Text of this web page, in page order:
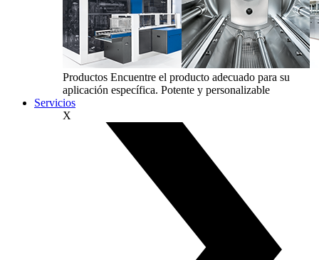
Productos Encuentre el producto adecuado para su
aplicación específica. Potente y personalizable
Servicios
X